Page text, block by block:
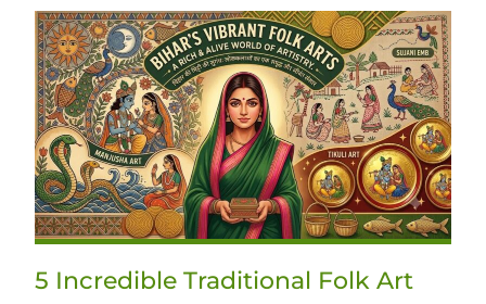
5 Incredible Traditional Folk Art